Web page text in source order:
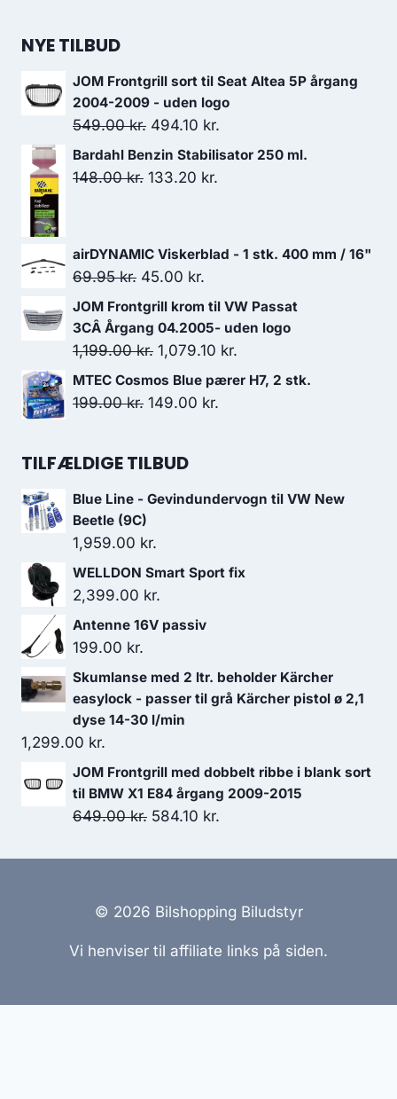
NYE TILBUD
JOM Frontgrill sort til Seat Altea 5P årgang
2004-2009 - uden logo
549.00kr. Den
oprindelige
pris
494.10 kr.
aktuelle
Bardahl Benzin Stabilisator 250 ml.
148.00kr. Den
var:
148.00 kr..
133.20 kr.
er:
airDYNAMIC Viskerblad - 1 stk. 400 mm / 16"
69.95kr. Den
oprindelige
pris
var:
69.95 kr..
45.00 kr.
aktuelle
pris
er:
45.00 kr..
JOM Frontgrill krom til VW Passat
3CÂ Årgang 04.2005- uden logo
1,199.00kr. Den
oprindelige
pris
1,079.10 kr.
aktuelle
MTEC Cosmos Blue pærer H7, 2 stk.
199.00kr. Den
var:
199.00 kr..
149.00 kr.
149.00 kr..
TILFÆLDIGE TILBUD
Blue Line - Gevindundervogn til VW New
Beetle (9C)
1,959.00 kr.
WELLDON Smart Sport fix
2,399.00 kr.
Antenne 16V passiv
199.00 kr.
Skumlanse med 2 ltr. beholder Kärcher
easylock - passer til grå Kärcher pistol ø 2,1
dyse 14-30 l/min
1,299.00 kr.
JOM Frontgrill med dobbelt ribbe i blank sort
til BMW X1 E84 årgang 2009-2015
649.00kr. Den
pris
649.00 kr..
584.10 kr.
pris
584.10 kr..
© 2026 Bilshopping Biludstyr
Vi henviser til affiliate links på siden.